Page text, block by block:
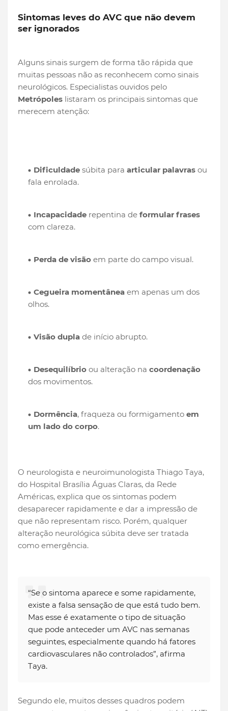
Sintomas leves do AVC que não devem
ser ignorados
Alguns sinais surgem de forma tão rápida que
muitas pessoas não as reconhecem como sinais
neurológicos. Especialistas ouvidos pelo
Metrópoles listaram os principais sintomas que
merecem atenção:
Dificuldade súbita para articular palavras ou
fala enrolada.
Incapacidade repentina de formular frases
com clareza.
Perda de visão em parte do campo visual.
Cegueira momentânea em apenas um dos
olhos.
Visão dupla de início abrupto.
Desequilíbrio ou alteração na coordenação
dos movimentos.
Dormência, fraqueza ou formigamento em
um lado do corpo.
O neurologista e neuroimunologista Thiago Taya,
do Hospital Brasília Águas Claras, da Rede
Américas, explica que os sintomas podem
desaparecer rapidamente e dar a impressão de
que não representam risco. Porém, qualquer
alteração neurológica súbita deve ser tratada
como emergência.
“Se o sintoma aparece e some rapidamente,
existe a falsa sensação de que está tudo bem.
Mas esse é exatamente o tipo de situação
que pode anteceder um AVC nas semanas
seguintes, especialmente quando há fatores
cardiovasculares não controlados”, afirma
Taya.
Segundo ele, muitos desses quadros podem